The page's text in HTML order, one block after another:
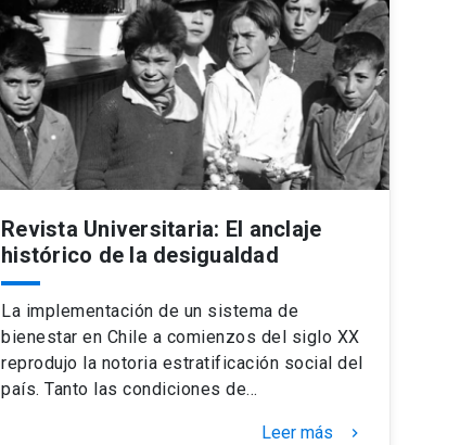
Revista Universitaria: El anclaje
histórico de la desigualdad
La implementación de un sistema de
bienestar en Chile a comienzos del siglo XX
reprodujo la notoria estratificación social del
país. Tanto las condiciones de…
Leer más keyboard_arrow_right